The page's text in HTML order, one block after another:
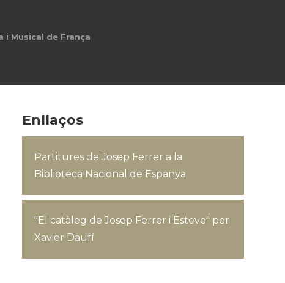
i Musical de França
Enllaços
Partitures de Josep Ferrer a la
Biblioteca Nacional de Espanya
"El catàleg de Josep Ferrer i Esteve" per
Xavier Daufí